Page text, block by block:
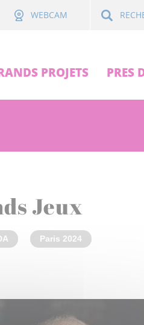
WEBCAM
PROJETS PRES
Jeux
Paris 2024